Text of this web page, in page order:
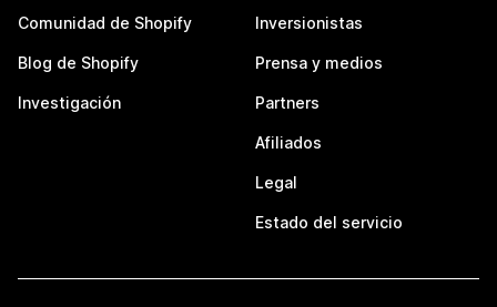
Comunidad de Shopify
Blog de Shopify
Investigación
Inversionistas
Prensa y medios
Partners
Afiliados
Legal
Estado del servicio